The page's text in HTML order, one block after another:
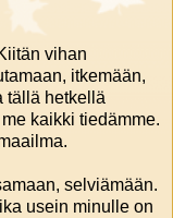
vihan
itkemään,
tällä hetkellä
kaikki tiedämme.
selviämään.
usein minulle on